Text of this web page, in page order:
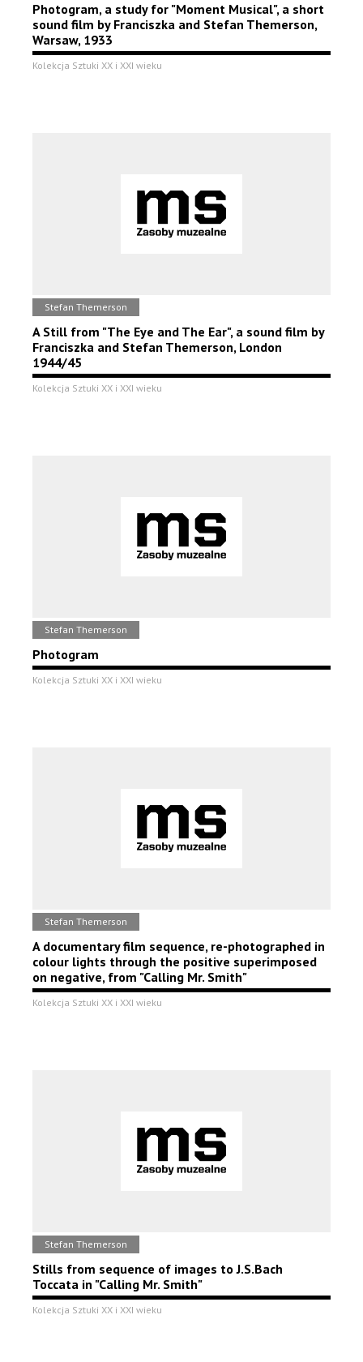
Photogram, a study for "Moment Musical", a short
sound film by Franciszka and Stefan Themerson,
Warsaw, 1933
Kolekcja Sztuki XX i XXI wieku
Stefan Themerson
A Still from "The Eye and The Ear", a sound film by
Franciszka and Stefan Themerson, London
1944/45
Kolekcja Sztuki XX i XXI wieku
Stefan Themerson
Photogram
Kolekcja Sztuki XX i XXI wieku
Stefan Themerson
A documentary film sequence, re-photographed in
colour lights through the positive superimposed
on negative, from "Calling Mr. Smith"
Kolekcja Sztuki XX i XXI wieku
Stefan Themerson
Stills from sequence of images to J.S.Bach
Toccata in "Calling Mr. Smith"
Kolekcja Sztuki XX i XXI wieku